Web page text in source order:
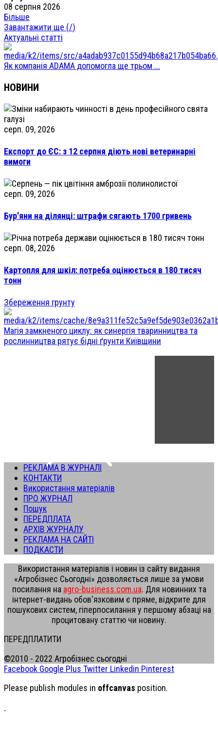
08 серпня 2026
Більше
Завантажити ще (/)
Актуальні статті
Як компанія ADAMA допомогла ще трьом ...
НОВИНИ
серп. 09, 2026
Експорт до ЄС: з 12 серпня діють нові ветеринарні
вимоги
серп. 09, 2026
Бур'яни на ділянці: штрафи сягають 1700 гривень
серп. 08, 2026
Картопля для шкіл: потреба оцінюється в 180 тисяч
тонн
Збереження грунту
Магія замкненого циклу: як синергія тваринництва та
рослинництва рятує бідні ґрунти Київщини
РЕКЛАМА В ЖУРНАЛІ
КОНТАКТИ
Використання матеріалів
ПРО ЖУРНАЛ
Пошук
ПЕРЕДПЛАТА
АРХІВ ЖУРНАЛУ
РЕКЛАМА НА САЙТІ
ПОДКАСТИ
Використання матеріалів і новин із сайту видання
«Агробізнес Сьогодні» дозволяється лише за умови
посилання на agro-business.com.ua. Для новинних та
інтернет-видань обов'язковим є пряме, відкрите для
пошукових систем, гіперпосилання у першому абзаці на
процитовану статтю чи новину.
ПЕРЕДПЛАТИТИ
©2010 - 2022 Агробізнес сьогодні
Facebook Google Plus Twitter Linkedin Pinterest
Please publish modules in offcanvas position.